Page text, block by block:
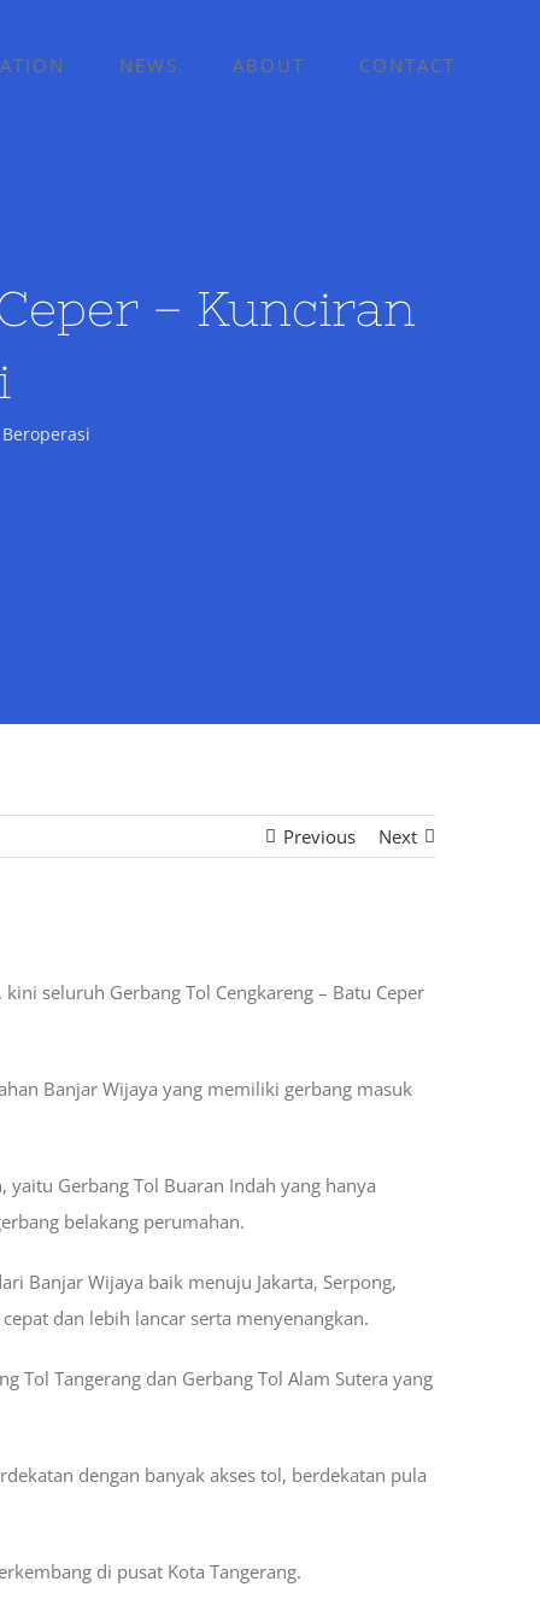
NEWS ABOUT CONTACT
– Kunciran
Previous Next
seluruh Gerbang Tol Cengkareng – Batu Ceper
Banjar Wijaya yang memiliki gerbang masuk
Gerbang Tol Buaran Indah yang hanya
belakang perumahan.
Banjar Wijaya baik menuju Jakarta, Serpong,
dan lebih lancar serta menyenangkan.
Tol Tangerang dan Gerbang Tol Alam Sutera yang
dengan banyak akses tol, berdekatan pula
di pusat Kota Tangerang.